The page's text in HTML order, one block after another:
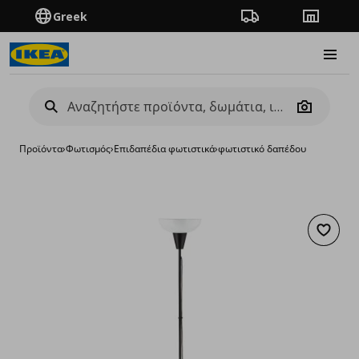
Greek Πορεία παραγγελίας
Camera
Προϊόντα›Φωτισμός›Επιδαπέδια φωτιστικά›φωτιστικό δαπέδου